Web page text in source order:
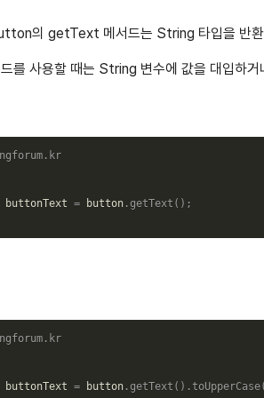
의 getText 메서드는 String 타입을 반환
를 사용할 때는 String 변수에 값을 대입하
buttonText = button.getText ( ) ;
buttonText = button.getText ( ) .toUpperCase(